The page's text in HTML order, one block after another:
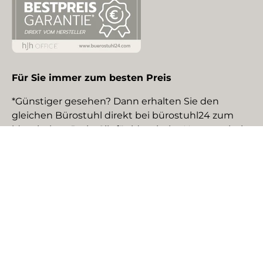
Für Sie immer zum besten Preis
*Günstiger gesehen? Dann erhalten Sie den
gleichen Bürostuhl direkt bei bürostuhl24 zum
identischen Preis. Gilt für identische Neuware bei